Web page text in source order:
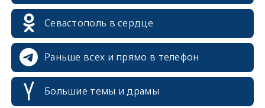
Севастополь в сердце
Раньше всех и прямо в телефон
Большие темы и драмы